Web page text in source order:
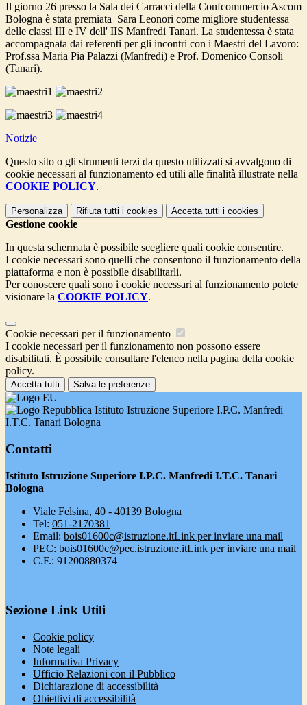
Il giorno 26 presso la Sala dei Carracci della Confcommercio Ascom
Bologna è stata premiata Sara Leonori come migliore studentessa
delle classi III e IV dell' IIS Manfredi Tanari. La studentessa è stata
accompagnata dai referenti per gli incontri con i Maestri del Lavoro:
Prof.ssa Maria Pia Palazzi (Manfredi) e Prof. Domenico Consoli
(Tanari).
Notizie
Questo sito o gli strumenti terzi da questo utilizzati si avvalgono di
cookie necessari al funzionamento ed utili alle finalità illustrate nella
COOKIE POLICY.
Personalizza Rifiuta tutti i cookies Accetta tutti i cookies
Gestione cookie
In questa schermata è possibile scegliere quali cookie consentire.
I cookie necessari sono quelli che consentono il funzionamento della
piattaforma e non è possibile disabilitarli.
Per conoscere quali sono i cookie necessari al funzionamento potete
visionare la COOKIE POLICY.
Cookie necessari per il funzionamento
I cookie necessari per il funzionamento non possono essere
disabilitati. È possibile consultare l'elenco nella pagina della cookie
policy.
Accetta tutti Salva le preferenze
Istituto Istruzione Superiore I.P.C. Manfredi
I.T.C. Tanari Bologna
Contatti
Istituto Istruzione Superiore I.P.C. Manfredi I.T.C. Tanari
Bologna
Viale Felsina, 40 - 40139 Bologna
Tel: 051-2170381
Email: bois01600c@istruzione.itLink per inviare una mail
PEC: bois01600c@pec.istruzione.itLink per inviare una mail
C.F.: 91200880374
Sezione Link Utili
Cookie policy
Note legali
Informativa Privacy
Ufficio Relazioni con il Pubblico
Dichiarazione di accessibilità
Obiettivi di accessibilità